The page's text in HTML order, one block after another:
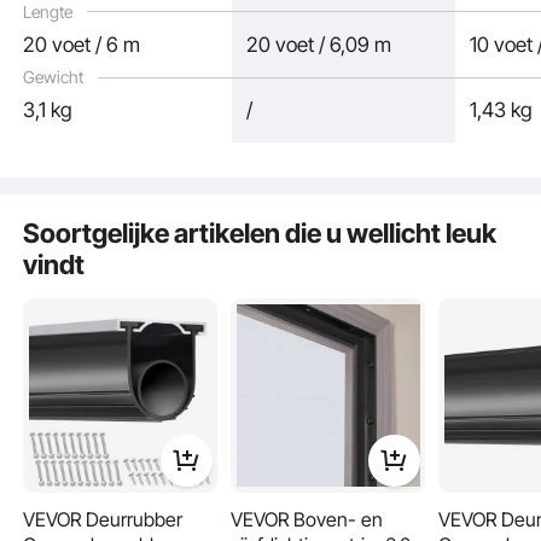
Onze garagedeurafdichtingen zijn voorzien van een 7-laags cirkelvormig
isolatieontwerp. Het voorkomt effectief het binnendringen van lucht, vocht en
Lengte
Gewicht
20 voet / 6 m 20 voet / 6,09 m 10 voet
3,1 kg / 1,43 kg
Soortgelijke artikelen die u wellicht leuk
vindt
VEVOR Deurrubber
VEVOR Boven- en
VEVOR